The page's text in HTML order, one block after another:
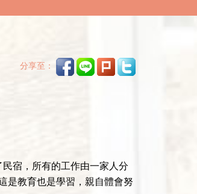
分享至：
宿，所有的工作由一家人分
是教育也是學習，親自體會努